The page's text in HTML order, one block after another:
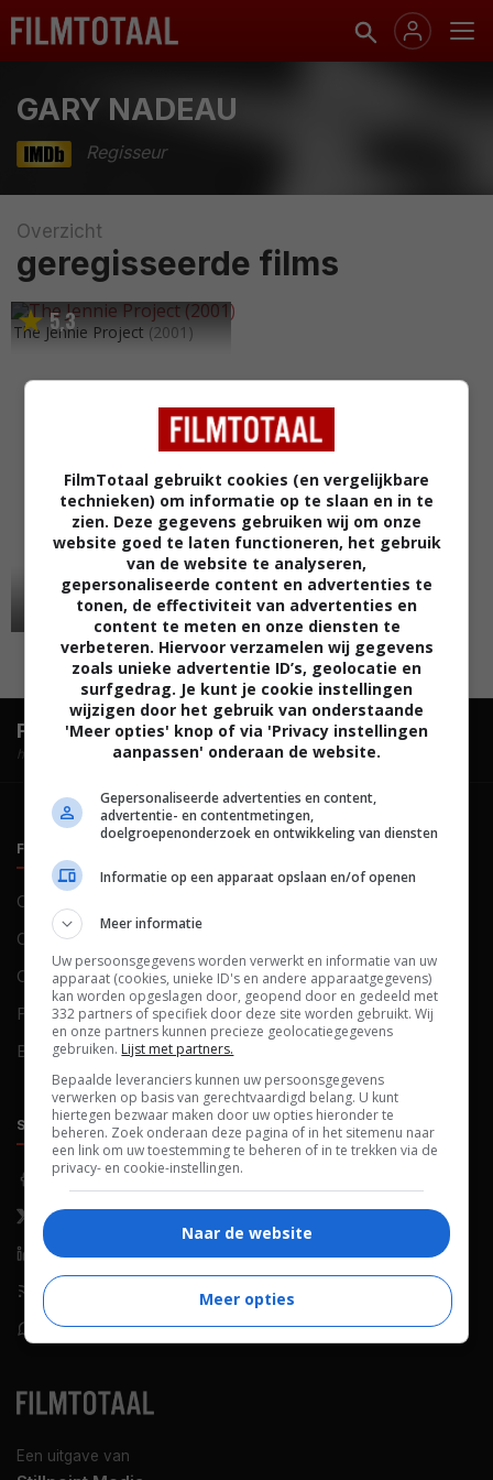
GARY NADEAU
Regisseur
Overzicht
geregisseerde films
5,3
The Jennie Project (2001)
FilmTotaal.Hét online filmoverzicht.
hosted by
Een uitgave van
FILMTOTAAL
Contact
Over ons
Colofon
FAQ
Blog
Cookies
Cookievoorkeuren
SOCIALS
Facebook
X (Twitter)
LinkedIn
RSS-feed
WhatsApp
ONTDEKKEN
Nieuws
Netflix
Films op tv
Bioscoop
FilmTotaal gebruikt cookies (en vergelijkbare
technieken) om informatie op te slaan en in te
zien. Deze gegevens gebruiken wij om onze
website goed te laten functioneren, het gebruik
van de website te analyseren,
gepersonaliseerde content en advertenties te
tonen, de effectiviteit van advertenties en
content te meten en onze diensten te
verbeteren. Hiervoor verzamelen wij gegevens
zoals unieke advertentie ID’s, geolocatie en
surfgedrag. Je kunt je cookie instellingen
wijzigen door het gebruik van onderstaande
'Meer opties' knop of via 'Privacy instellingen
aanpassen' onderaan de website.
Gepersonaliseerde advertenties en content,
advertentie- en contentmetingen,
doelgroepenonderzoek en ontwikkeling van diensten
Informatie op een apparaat opslaan en/of openen
Meer informatie
Uw persoonsgegevens worden verwerkt en informatie van uw
apparaat (cookies, unieke ID's en andere apparaatgegevens)
kan worden opgeslagen door, geopend door en gedeeld met
332 partners of specifiek door deze site worden gebruikt. Wij
en onze partners kunnen precieze geolocatiegegevens
gebruiken. Lijst met partners.
Bepaalde leveranciers kunnen uw persoonsgegevens
verwerken op basis van gerechtvaardigd belang. U kunt
hiertegen bezwaar maken door uw opties hieronder te
beheren. Zoek onderaan deze pagina of in het sitemenu naar
een link om uw toestemming te beheren of in te trekken via de
privacy- en cookie-instellingen.
Naar de website
Meer opties